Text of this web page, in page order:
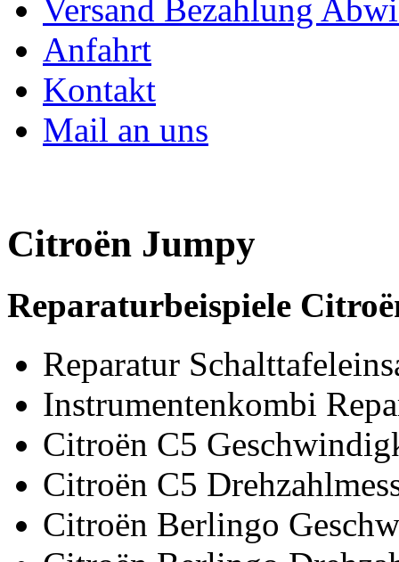
Versand Bezahlung
Anfahrt
Kontakt
Mail an uns
Citroën Jumpy
Reparaturbeispiele
Reparatur
Instrumentenkombi
Citroën C5
Citroën C5
Citroën Berlingo